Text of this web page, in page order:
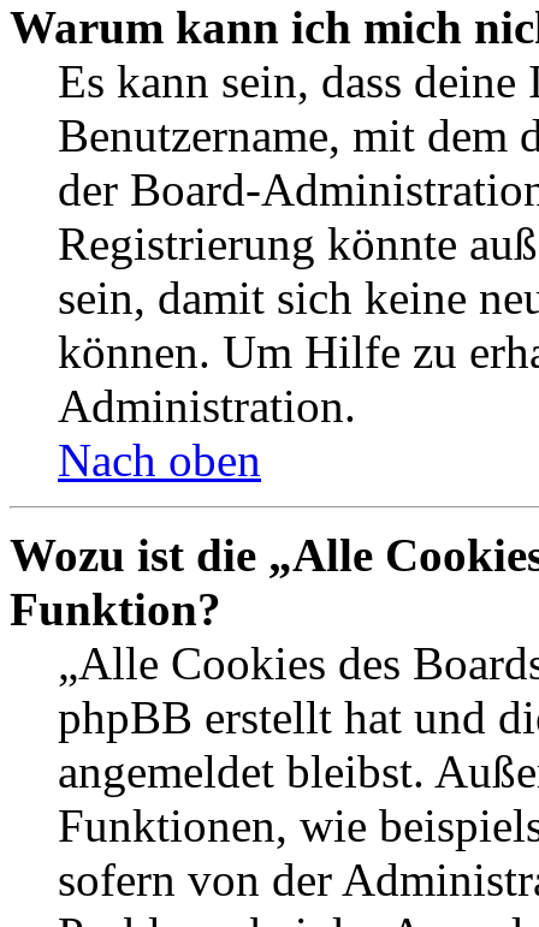
Warum kann ich mich
Es kann sein, dass
Benutzername, mit dem
der Board-
Registrierung könnte
sein, damit sich keine
können. Um Hilfe zu
Administration.
Nach oben
Wozu ist die „Alle
Funktion?
„Alle Cookies des
phpBB erstellt hat und
angemeldet bleibst.
Funktionen, wie
sofern von der